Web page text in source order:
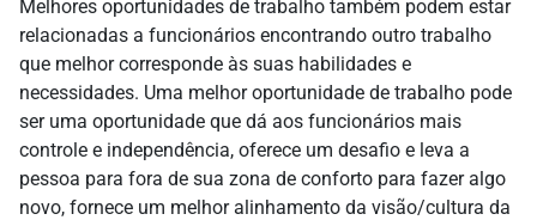
Melhores oportunidades de trabalho também podem estar
relacionadas a funcionários encontrando outro trabalho
que melhor corresponde às suas habilidades e
necessidades. Uma melhor oportunidade de trabalho pode
ser uma oportunidade que dá aos funcionários mais
controle e independência, oferece um desafio e leva a
pessoa para fora de sua zona de conforto para fazer algo
novo, fornece um melhor alinhamento da visão/cultura da